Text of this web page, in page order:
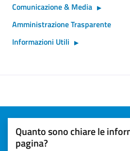
Comunicazione & Media
Amministrazione Trasparente
Informazioni Utili
Quanto sono chiare le
pagina?